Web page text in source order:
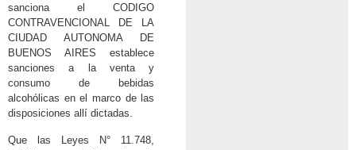
sanciona el CODIGO
CONTRAVENCIONAL DE LA
CIUDAD AUTONOMA DE
BUENOS AIRES establece
sanciones a la venta y
consumo de bebidas
alcohólicas en el marco de las
disposiciones allí dictadas.
Que las Leyes N° 11.748,